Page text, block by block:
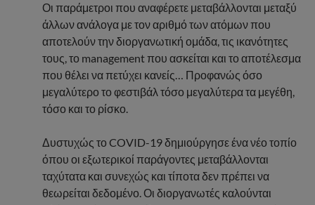
Οι παράμετροι που αναφέρετε μεταβάλλονται μεταξύ
άλλων ανάλογα με τον αριθμό των ατόμων που
αποτελούν την διοργανωτική ομάδα, τις ικανότητες
τους, το management που ασκείται και το αποτέλεσμα
που θέλει να πετύχει κανείς… Προφανώς όσο
μεγαλύτερο το φεστιβάλ τόσο μεγαλύτερα τα μεγέθη,
τόσο και το ρίσκο.
Δυστυχώς το COVID-19 δημιούργησε ένα νέο τοπίο
όπου οι εξωτερικοί παράγοντες μεταβάλλονται
ταχύτατα και συνεχώς και τίποτα δεν πρέπει να
θεωρείται δεδομένο. Οι διοργανωτές καλούνται